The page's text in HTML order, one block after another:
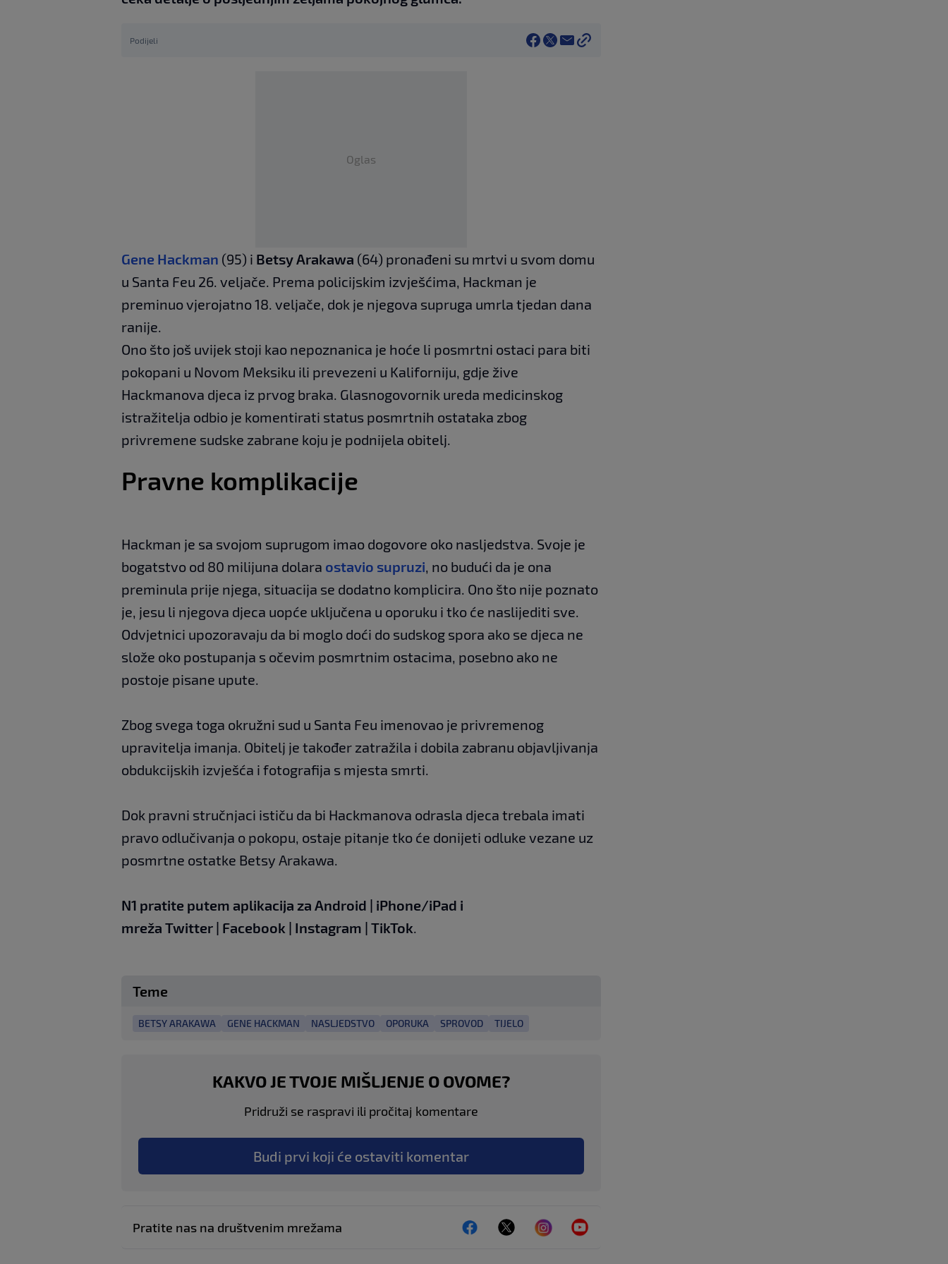
Podijeli
Oglas
Gene Hackman (95) i Betsy Arakawa (64) pronađeni su mrtvi u svom domu
u Santa Feu 26. veljače. Prema policijskim izvješćima, Hackman je
preminuo vjerojatno 18. veljače, dok je njegova supruga umrla tjedan dana
ranije.
Ono što još uvijek stoji kao nepoznanica je hoće li posmrtni ostaci para biti
pokopani u Novom Meksiku ili prevezeni u Kaliforniju, gdje žive
Hackmanova djeca iz prvog braka. Glasnogovornik ureda medicinskog
istražitelja odbio je komentirati status posmrtnih ostataka zbog
privremene sudske zabrane koju je podnijela obitelj.
Pravne komplikacije
Hackman je sa svojom suprugom imao dogovore oko nasljedstva. Svoje je
bogatstvo od 80 milijuna dolara ostavio supruzi , no budući da je ona
preminula prije njega, situacija se dodatno komplicira. Ono što nije poznato
je, jesu li njegova djeca uopće uključena u oporuku i tko će naslijediti sve.
Odvjetnici upozoravaju da bi moglo doći do sudskog spora ako se djeca ne
slože oko postupanja s očevim posmrtnim ostacima, posebno ako ne
postoje pisane upute.
Zbog svega toga okružni sud u Santa Feu imenovao je privremenog
upravitelja imanja. Obitelj je također zatražila i dobila zabranu objavljivanja
obdukcijskih izvješća i fotografija s mjesta smrti.
Dok pravni stručnjaci ističu da bi Hackmanova odrasla djeca trebala imati
pravo odlučivanja o pokopu, ostaje pitanje tko će donijeti odluke vezane uz
posmrtne ostatke Betsy Arakawa.
N1 pratite putem aplikacija za Android | iPhone/iPad i
mreža Twitter | Facebook | Instagram | TikTok
Teme
BETSY ARAKAWA GENE HACKMAN NASLJEDSTVO OPORUKA SPROVOD TIJELO
KAKVO JE TVOJE MIŠLJENJE O OVOME?
Pridruži se raspravi ili pročitaj komentare
Budi prvi koji će ostaviti komentar
Pratite nas na društvenim mrežama